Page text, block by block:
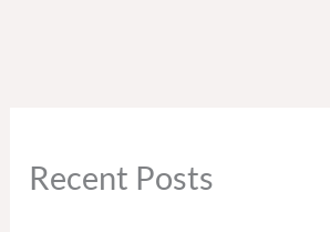
Recent Posts